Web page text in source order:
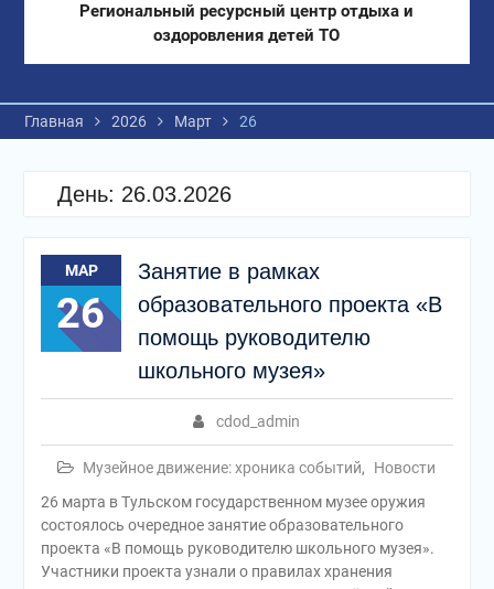
Региональный ресурсный центр отдыха и
оздоровления детей ТО
Главная 2026 Март 26
День: 26.03.2026
МАР
26
Занятие в рамках
образовательного проекта «В
помощь руководителю
школьного музея»
cdod_admin
Музейное движение: хроника событий,
Новости
26 марта в Тульском государственном музее оружия
состоялось очередное занятие образовательного
проекта «В помощь руководителю школьного музея».
Участники проекта узнали о правилах хранения